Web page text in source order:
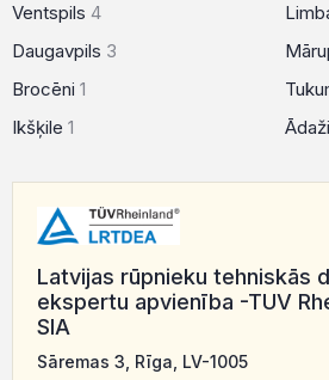
Ventspils 4
Daugavpils 3
Brocēni 1
Ikšķile 1
Ādaži
Latvijas rūpnieku tehniskās
ekspertu apvienība -TUV
SIA
Sāremas 3, Rīga, LV-1005